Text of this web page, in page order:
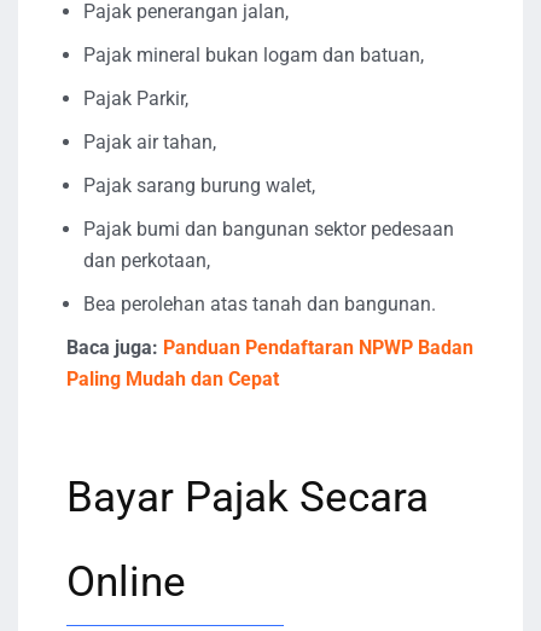
Pajak penerangan jalan,
Pajak mineral bukan logam dan batuan,
Pajak Parkir,
Pajak air tahan,
Pajak sarang burung walet,
Pajak bumi dan bangunan sektor pedesaan
dan perkotaan,
Bea perolehan atas tanah dan bangunan.
Baca juga: Panduan Pendaftaran NPWP Badan
Paling Mudah dan Cepat
Bayar Pajak Secara
Online